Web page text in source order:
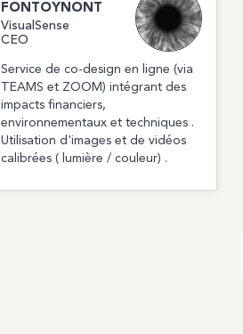
FONTOYNONT
VisualSense
CEO
Service de co-design en ligne (via
TEAMS et ZOOM) intégrant des
impacts financiers,
environnementaux et techniques .
Utilisation d'images et de vidéos
calibrées ( lumière / couleur) .